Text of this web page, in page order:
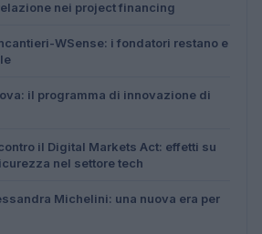
nei project financing
WSense: i fondatori restano e
il programma di innovazione di
il Digital Markets Act: effetti su
nel settore tech
Michelini: una nuova era per